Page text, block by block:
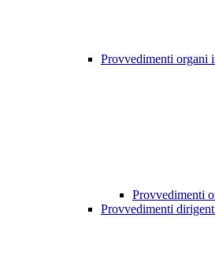
Provvedimenti organi
Provvedimenti
Provvedimenti